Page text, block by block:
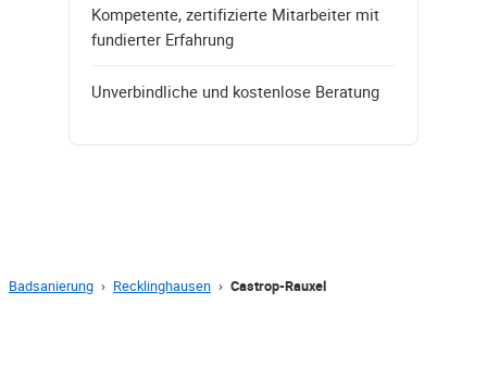
Kompetente, zertifizierte Mitarbeiter mit
fundierter Erfahrung
Unverbindliche und kostenlose Beratung
Badsanierung › Recklinghausen › Castrop-Rauxel